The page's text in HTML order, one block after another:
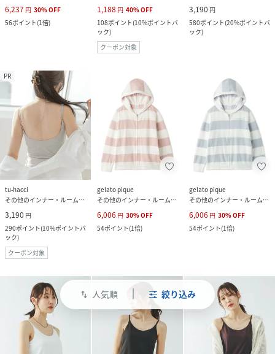
swap_vert 人気順 絞り込み
6,237 円 30%OFF
56ポイント(1倍)
1,188 円 40%OFF
108ポイント(10%ポイントバ
ック)
クーポン対象
3,190 円
580ポイント(20%ポイントバ
ック)
PR
tu-hacci
その他のインナー・ルームウェア
3,190 円
290ポイント(10%ポイントバ
ック)
クーポン対象
gelato pique
その他のインナー・ルームウェア
6,006 円 30%OFF
54ポイント(1倍)
gelato pique
その他のインナー・ルームウェア
6,006 円 30%OFF
54ポイント(1倍)